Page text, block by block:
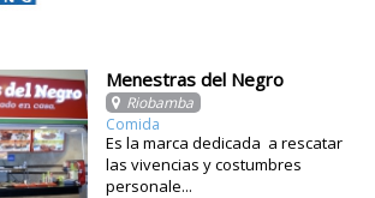
Menestras del Negro
Riobamba
Comida
Es la marca dedicada a rescatar
las vivencias y costumbres
personale...